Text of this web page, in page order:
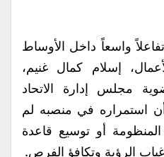
واسعاً داخل الأوساط
إسلام كمال غنيم،
مجلس إدارة الاتحاد
استمراره في منصبه لم
أو توسيع قاعدة
الرؤية وتكافؤ الفرص.